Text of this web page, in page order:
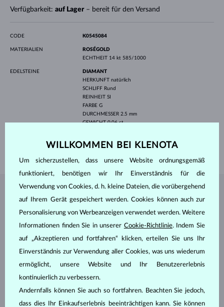
Verfügbarkeit: auf Lager– bereit für den Versand
CODE K0545084
MATERIALIEN
ROSÉGOLD
ECHTHEIT 14 kt 585/1000
EDELSTEINE
DIAMANT
HERKUNFT natürlich
SCHLIFF Rund
REINHEIT SI
FARBE G
DURCHMESSER 2.5 mm
GEWICHT0.06 ct
2.45 g
SCHMUCK AUS DEMKLENOTA ATELIER
WILLKOMMEN BEI KLENOTA
Um sicherzustellen, dass unsere Website ordnungsgemäß
funktioniert, benötigen wir Ihr Einverständnis für die
Verwendung von Cookies, d. h. kleine Dateien, die vorübergehend
auf Ihrem Gerät gespeichert werden. Cookies können auch zur
Personalisierung von Werbeanzeigen verwendet werden. Weitere
Informationen finden Sie in unserer Cookie-Richtlinie. Indem Sie
auf „Akzeptieren und fortfahren“ klicken, erteilen Sie uns Ihr
Einverständnis zur Verwendung aller Cookies, was uns wiederum
ermöglicht, unsere Website und Ihr Benutzererlebnis
kontinuierlich zu verbessern.
Andernfalls können Sie auch so fortfahren. Beachten Sie jedoch,
dass dies Ihr Einkaufserlebnis beeinträchtigen kann. Sie können